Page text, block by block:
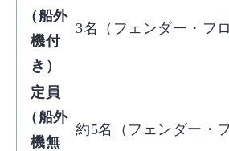
（船外
機付
き）
3名（フェンダー・フ
定員
（船外
機無
約5名（フェンダー・